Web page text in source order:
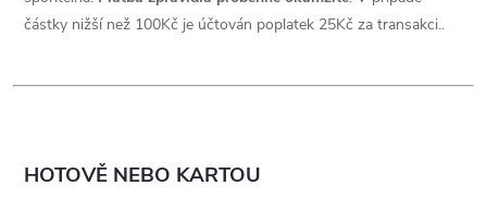
částky nižší než 100Kč je účtován poplatek 25Kč za transakci..
HOTOVĚ NEBO KARTOU